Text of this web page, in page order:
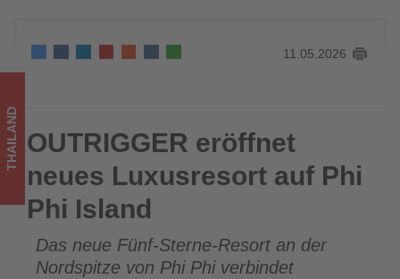
was
im
Tourismus
los
ist!
11.05.2026
OUTRIGGER eröffnet neues Luxusresort auf Phi Phi Island
THAILAND OUTRIGGER eröffnet
neues Luxusresort auf Phi
Phi Island
Das neue Fünf-Sterne-Resort an der
Nordspitze von Phi Phi verbindet